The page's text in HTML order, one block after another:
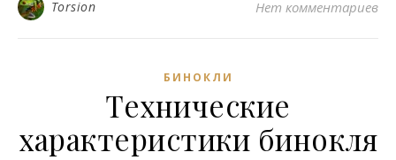
Torsion Нет комментариев
БИНОКЛИ
Технические
характеристики бинокля